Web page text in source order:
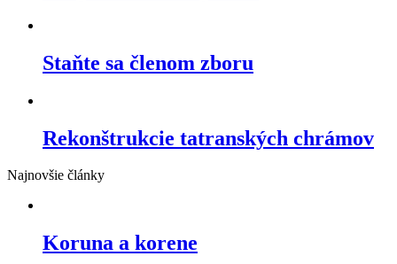
Staňte sa členom zboru
Rekonštrukcie tatranských chrámov
Najnovšie články
Koruna a korene